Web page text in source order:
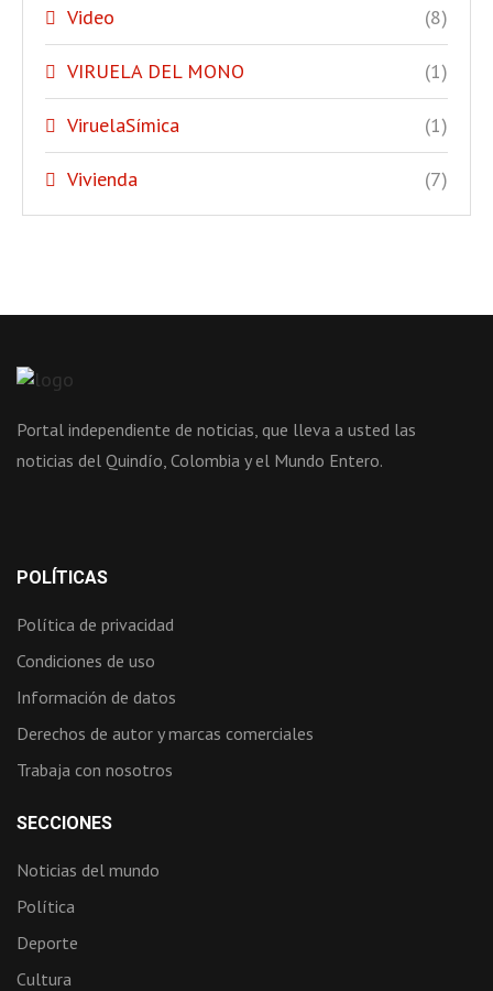
Video (8)
VIRUELA DEL MONO (1)
ViruelaSímica (1)
Vivienda (7)
Portal independiente de noticias, que lleva a usted las
noticias del Quindío, Colombia y el Mundo Entero.
POLÍTICAS
Política de privacidad
Condiciones de uso
Información de datos
Derechos de autor y marcas comerciales
Trabaja con nosotros
SECCIONES
Noticias del mundo
Política
Deporte
Cultura